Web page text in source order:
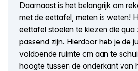
Daarnaast is het belangrijk om
met de eettafel, meten is weten!
eettafel stoelen te kiezen die qua
passend zijn. Hierdoor heb je de
voldoende ruimte om aan te
hoogte tussen de onderkant van